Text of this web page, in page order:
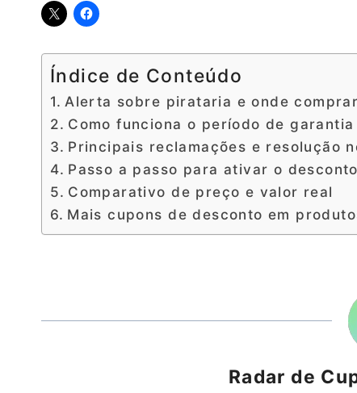
Índice de Conteúdo
Alerta sobre pirataria e onde
Como funciona o período de
Principais reclamações e resolução
Passo a passo para ativar o
Comparativo de preço e valor real
Mais cupons de desconto em
Radar de